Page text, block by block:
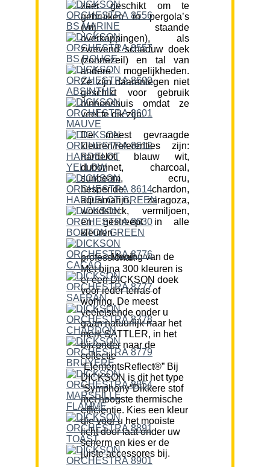
zeer geschikt om te
gebruiken in pergola’s
(vrij staande
overkappingen), als
zwevend schaduw doek
(zonnezeil) en tal van
andere mogelijkheden.
Ze zijn daarentegen niet
geschikt voor gebruik
binnenshuis omdat ze
veel te dik zijn.
De meest gevraagde
kleuren/referenties zijn:
hardelot, blauw wit,
dubonnet, charcoal,
sunbeam, ecru,
hesperide, chardon,
aquamarijn, zaragoza,
woodstock, vermiljoen,
en gestreept in alle
kleuren.
Mening van de professional:
Met bijna 300 kleuren is
er een DICKSON doek
voor ieder terras of
woning. De meest
veeleisende onder u
gaan natuurlijk naar het
merk SATTLER, in het
bijzonder naar de
collectie
“ElementsReflect®” Bij
DICKSON is dit het type
“Symphony”Dikkere stof
met hoogste thermische
efficiëntie. Kies een kleur
die voor u het mooiste
licht door laat onder uw
scherm en kies er de
juiste accessores bij.